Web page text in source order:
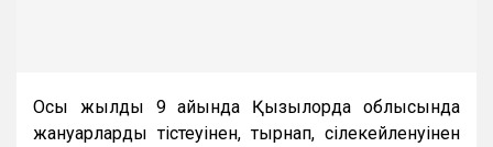
Осы жылдың 9 айында Қызылорда облысында
жануарлардың тістеуінен, тырнап, сілекейленуінен